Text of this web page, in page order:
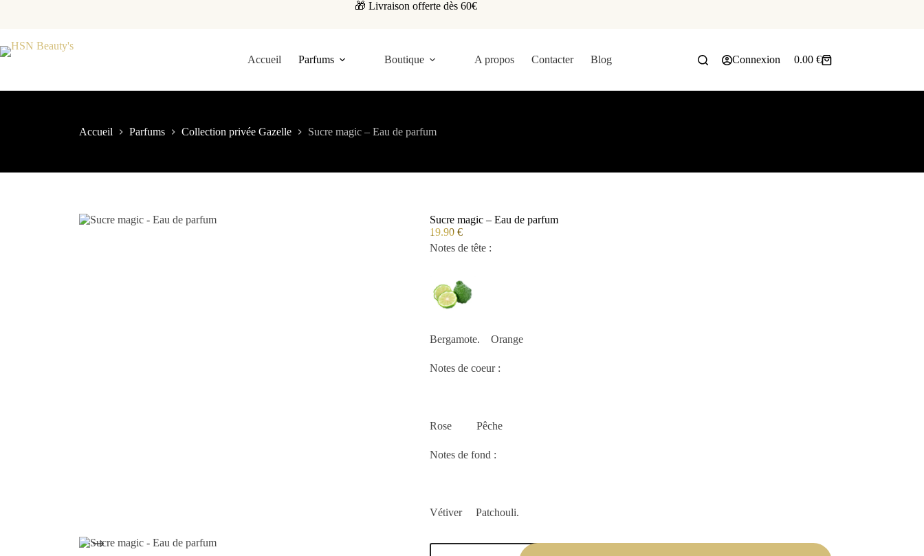
🎁 Livraison offerte dès 60€
Accueil Parfums Boutique A propos Contacter Blog Connexion 0.00 €
Accueil Parfums Collection privée Gazelle Sucre magic – Eau de parfum
Sucre magic – Eau de parfum
19.90 €
Notes de tête :
Bergamote. Orange
Notes de coeur :
Rose Pêche
Notes de fond :
Vétiver Patchouli.